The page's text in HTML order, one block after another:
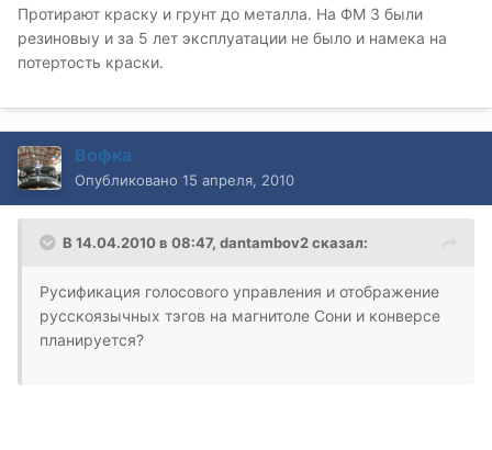
Протирают краску и грунт до металла. На ФМ 3 были
резиновыу и за 5 лет эксплуатации не было и намека на
потертость краски.
Вофка
Опубликовано 15 апреля, 2010
В 14.04.2010 в 08:47, dantambov2 сказал:
Русификация голосового управления и отображение
русскоязычных тэгов на магнитоле Сони и конверсе
планируется?